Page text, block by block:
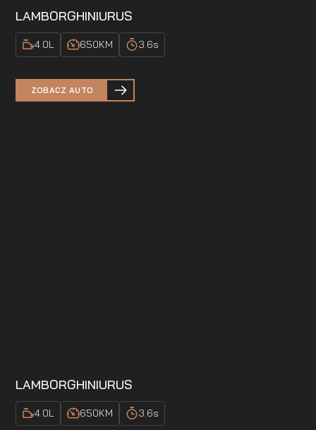
LAMBORGHINIURUS
4.0L 650KM 3.6s
ZOBACZ AUTO
LAMBORGHINIURUS
4.0L 650KM 3.6s